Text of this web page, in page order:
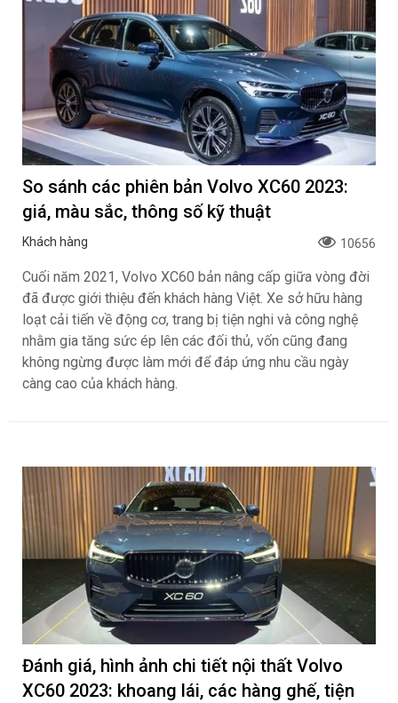
So sánh các phiên bản Volvo XC60 2023:
giá, màu sắc, thông số kỹ thuật
Khách hàng 10656
Cuối năm 2021, Volvo XC60 bản nâng cấp giữa vòng đời
đã được giới thiệu đến khách hàng Việt. Xe sở hữu hàng
loạt cải tiến về động cơ, trang bị tiện nghi và công nghệ
nhằm gia tăng sức ép lên các đối thủ, vốn cũng đang
không ngừng được làm mới để đáp ứng nhu cầu ngày
càng cao của khách hàng.
Đánh giá, hình ảnh chi tiết nội thất Volvo
XC60 2023: khoang lái, các hàng ghế, tiện